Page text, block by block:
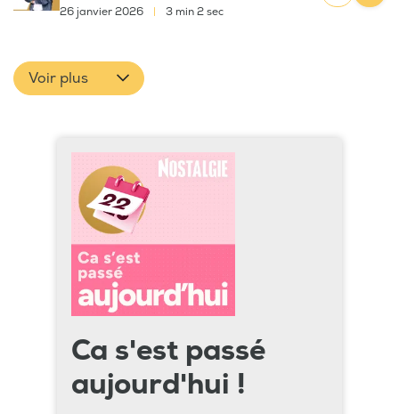
26 janvier 2026 3 min 2 sec
Voir plus
Ca s'est passé
aujourd'hui !